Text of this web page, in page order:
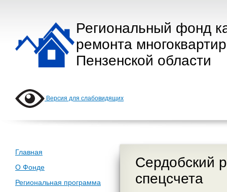
Региональный фонд
ремонта
Пензенской области
Версия для слабовидящих
Главная
О Фонде
Региональная программа
Сердобский
спецсчета